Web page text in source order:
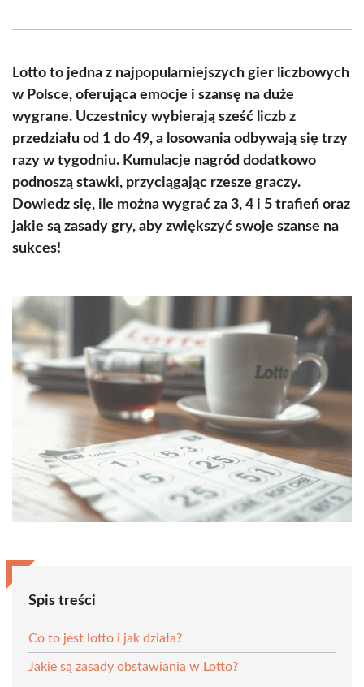
(Twitter)
Lotto to jedna z najpopularniejszych gier liczbowych
w Polsce, oferująca emocje i szansę na duże
wygrane. Uczestnicy wybierają sześć liczb z
przedziału od 1 do 49, a losowania odbywają się trzy
razy w tygodniu. Kumulacje nagród dodatkowo
podnoszą stawki, przyciągając rzesze graczy.
Dowiedz się, ile można wygrać za 3, 4 i 5 trafień oraz
jakie są zasady gry, aby zwiększyć swoje szanse na
sukces!
Spis treści
Co to jest lotto i jak działa?
Jakie są zasady obstawiania w Lotto?